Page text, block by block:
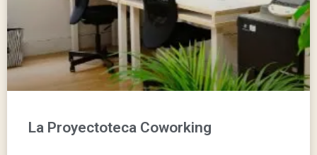
La Proyectoteca Coworking